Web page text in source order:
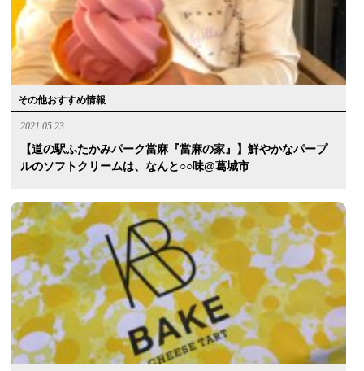
その他おすすめ情報
2021.05.23
【道の駅ふたかみパーク當麻『當麻の家』】鮮やかなパープ
ルのソフトクリームは、なんと○○味@葛城市